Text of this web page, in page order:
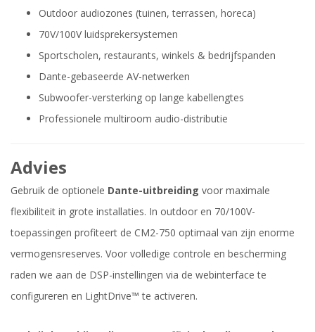
Outdoor audiozones (tuinen, terrassen, horeca)
70V/100V luidsprekersystemen
Sportscholen, restaurants, winkels & bedrijfspanden
Dante-gebaseerde AV-netwerken
Subwoofer-versterking op lange kabellengtes
Professionele multiroom audio-distributie
Advies
Gebruik de optionele Dante-uitbreiding voor maximale
flexibiliteit in grote installaties. In outdoor en 70/100V-
toepassingen profiteert de CM2-750 optimaal van zijn enorme
vermogensreserves. Voor volledige controle en bescherming
raden we aan de DSP-instellingen via de webinterface te
configureren en LightDrive™ te activeren.